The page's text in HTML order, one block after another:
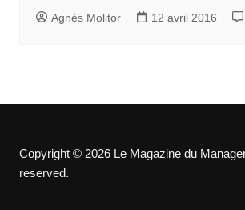
Agnès Molitor 12 avril 2016
Copyright © 2026 Le Magazine du
reserved.